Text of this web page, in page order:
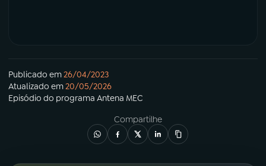
Publicado em26/04/2023
Atualizado em20/05/2026
Episódio do programa Antena MEC
Compartilhe